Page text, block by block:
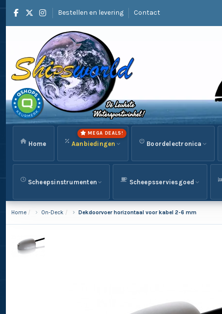
Bestellen en levering Contact
Home Aanbiedingen
MEGA DEALS!
Boordelectronica
Scheepsinstrumenten Scheepsserviesgoed
Home On-Deck Dekdoorvoer horizontaal voor kabel 2-6 mm